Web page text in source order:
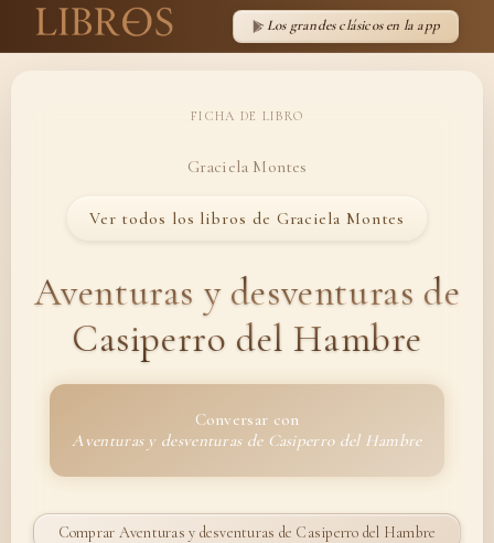
Los grandes clásicos en la app
FICHA DE LIBRO
Graciela Montes
Ver todos los libros de Graciela Montes
Aventuras y desventuras de
Casiperro del Hambre
Conversar con
Aventuras y desventuras de Casiperro del Hambre
Comprar Aventuras y desventuras de Casiperro del Hambre